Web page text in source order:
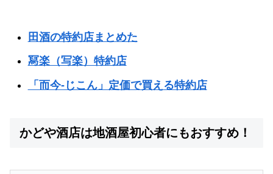
田酒の特約店まとめた
冩楽（写楽）特約店
「而今-じこん」定価で買える特約店
かどや酒店は地酒屋初心者にもおすすめ！